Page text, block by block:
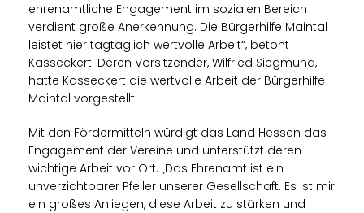
ehrenamtliche Engagement im sozialen Bereich
verdient große Anerkennung. Die Bürgerhilfe Maintal
leistet hier tagtäglich wertvolle Arbeit“, betont
Kasseckert. Deren Vorsitzender, Wilfried Siegmund,
hatte Kasseckert die wertvolle Arbeit der Bürgerhilfe
Maintal vorgestellt.
Mit den Fördermitteln würdigt das Land Hessen das
Engagement der Vereine und unterstützt deren
wichtige Arbeit vor Ort. „Das Ehrenamt ist ein
unverzichtbarer Pfeiler unserer Gesellschaft. Es ist mir
ein großes Anliegen, diese Arbeit zu stärken und